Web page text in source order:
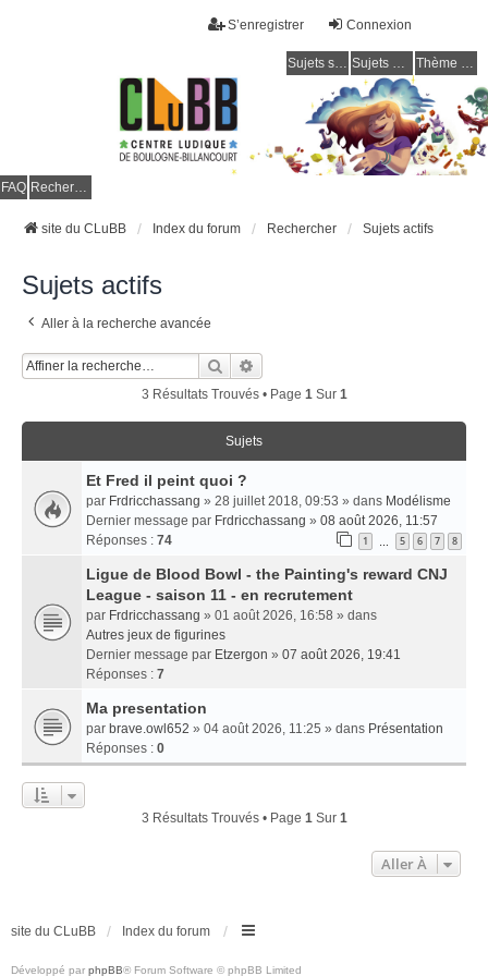
Connexion
S’enregistrer
Sujets sans réponse Sujets actifs Thème clair / foncé
FAQ Rechercher
site du CLuBB Index du forum Rechercher Sujets actifs
Sujets actifs
Aller à la recherche avancée
Rechercher
3 Résultats Trouvés • Page 1Sur 1
Sujets
Et Fred il peint quoi ?
par Frdricchassang » 28 juillet 2018, 09:53 » dans Modélisme
Dernier message par Frdricchassang » 08 août 2026, 11:57
Réponses : 74 1 5 6 7 8
Ligue de Blood Bowl - the Painting's reward CNJ
League - saison 11 - en recrutement
par Frdricchassang » 01 août 2026, 16:58 » dans
Autres jeux de figurines
Dernier message par Etzergon » 07 août 2026, 19:41
Réponses : 7
Ma presentation
par brave.owl652 » 04 août 2026, 11:25 » dans Présentation
Réponses : 0
3 Résultats Trouvés • Page 1Sur 1
Aller À
site du CLuBB Index du forum
Développé par phpBB® Forum Software © phpBB Limited